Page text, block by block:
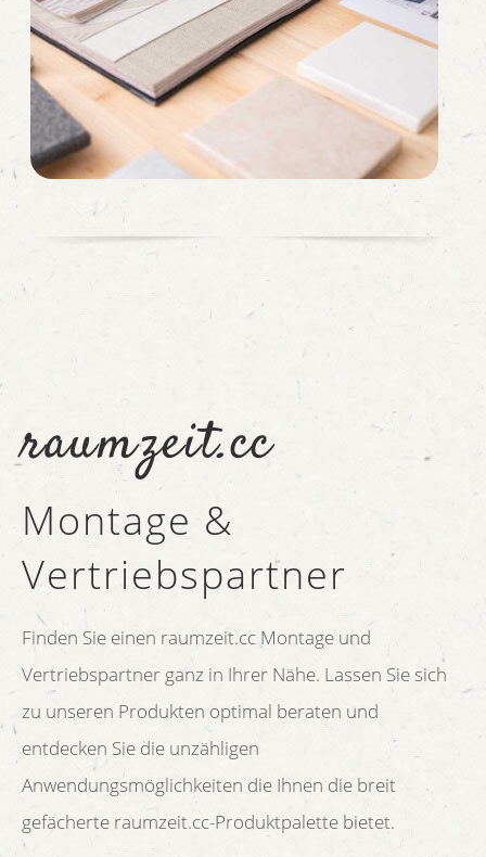
raumzeit.cc
Montage &
Vertriebspartner
Finden Sie einen raumzeit.cc Montage und
Vertriebspartner ganz in Ihrer Nähe. Lassen Sie sich
zu unseren Produkten optimal beraten und
entdecken Sie die unzähligen
Anwendungsmöglichkeiten die Ihnen die breit
gefächerte raumzeit.cc-Produktpalette bietet.